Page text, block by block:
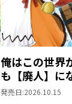
俺はこの世界
も【廃人】に
強になれるこ
発売日:2026.10.15